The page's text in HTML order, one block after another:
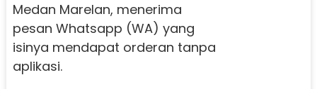
Medan Marelan, menerima
pesan Whatsapp (WA) yang
isinya mendapat orderan tanpa
aplikasi.